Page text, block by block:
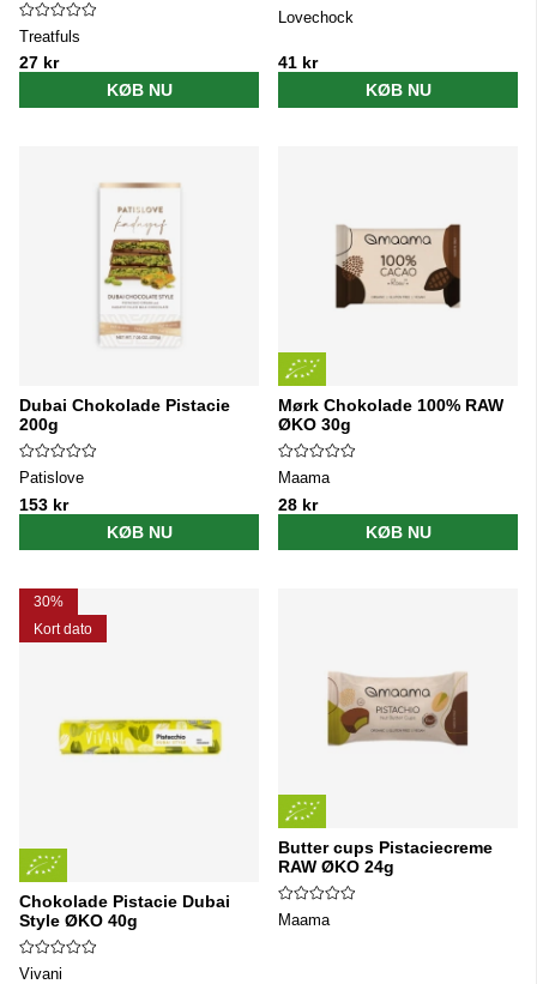
Treatfuls
27 kr
KØB NU
Lovechock
41 kr
KØB NU
Dubai Chokolade Pistacie
200g
Patislove
153 kr
KØB NU
Mørk Chokolade 100% RAW
ØKO 30g
Maama
28 kr
KØB NU
30%
Kort dato
Chokolade Pistacie Dubai
Style ØKO 40g
Vivani
Butter cups Pistaciecreme
RAW ØKO 24g
Maama